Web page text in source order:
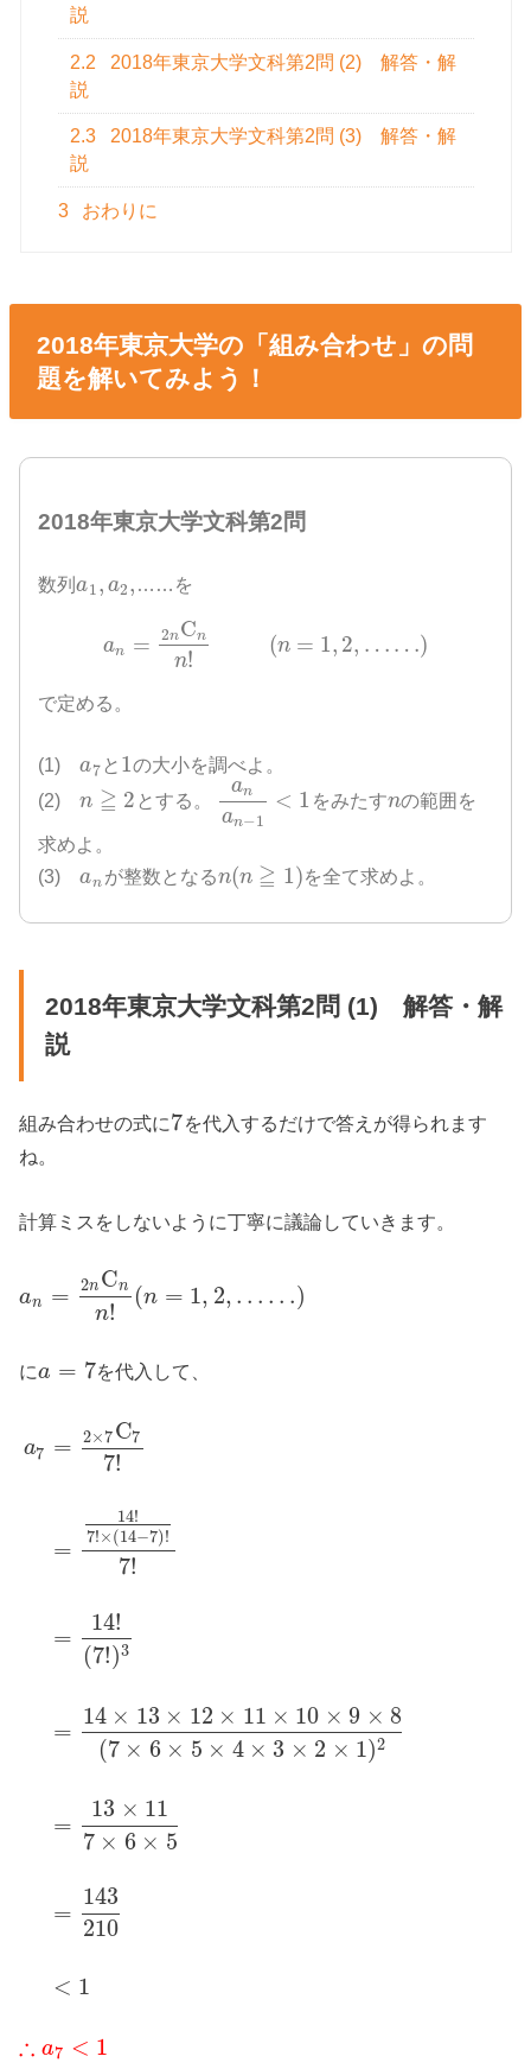
説
2.2
2018年東京大学文科第2問 (2) 解答・解
説
2.3
2018年東京大学文科第2問 (3) 解答・解
説
3 おわりに
2018年東京大学の「組み合わせ」の問
題を解いてみよう！
2018年東京大学文科第2問
数列a1, a2, ……を
an = 2nCn
n!
(n = 1, 2, … …)
で定める。
(1)a7 と 1の大小を調べよ。
(2)n ≧ 2 とする。
an
an−1
< 1 をみたすnの範囲を
求めよ。
(3)an が整数となるn(n ≧ 1)を全て求めよ。
2018年東京大学文科第2問 (1) 解答・解
説
組み合わせの式に7を代入するだけで答えが得られます
ね。
計算ミスをしないように丁寧に議論していきます。
an = 2n Cn
n!
(n = 1, 2, … …)
にa = 7を代入して、
a7 = 2×7C7
7!
=
14!
7!×(14−7)!
7!
=
14!
(7!)3
=
14 × 13 × 12 × 11 × 10 × 9 × 8
(7 × 6 × 5 × 4 × 3 × 2 × 1)2
=
13 × 11
7 × 6 × 5
=
143
210
< 1
∴ a7 < 1